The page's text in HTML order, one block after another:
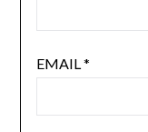
EMAIL*